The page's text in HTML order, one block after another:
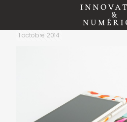
1 octobre 2014